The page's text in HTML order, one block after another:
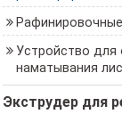
Устройство для
наматывания
Экструдер для